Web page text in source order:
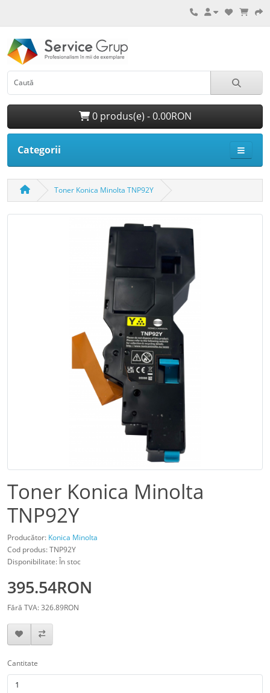
0 produs(e) - 0.00RON
Categorii
Toner Konica Minolta TNP92Y
Toner Konica Minolta
TNP92Y
Producător: Konica Minolta
Cod produs: TNP92Y
Disponibilitate: În stoc
395.54RON
Fără TVA: 326.89RON
Cantitate